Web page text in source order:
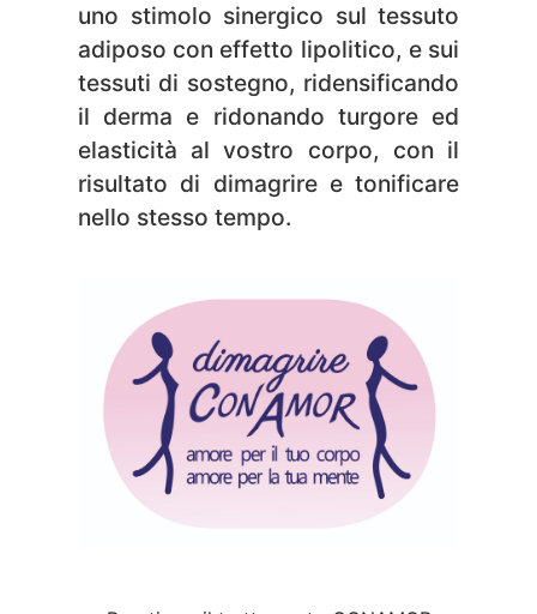
uno stimolo sinergico sul tessuto
adiposo con effetto lipolitico, e sui
tessuti di sostegno, ridensificando
il derma e ridonando turgore ed
elasticità al vostro corpo, con il
risultato di dimagrire e tonificare
nello stesso tempo.